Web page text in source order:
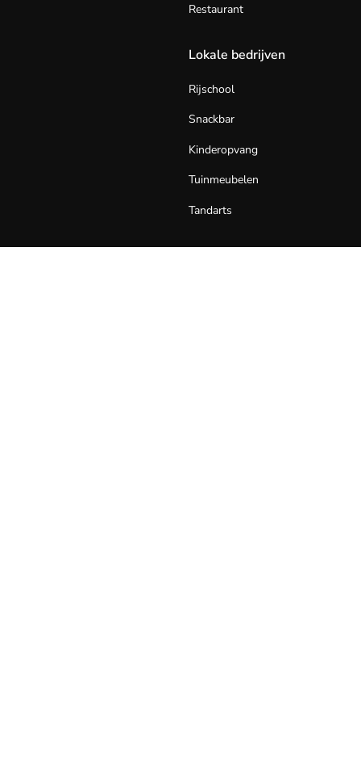
Restaurant
Lokale bedrijven
Rijschool
Snackbar
Kinderopvang
Tuinmeubelen
Tandarts